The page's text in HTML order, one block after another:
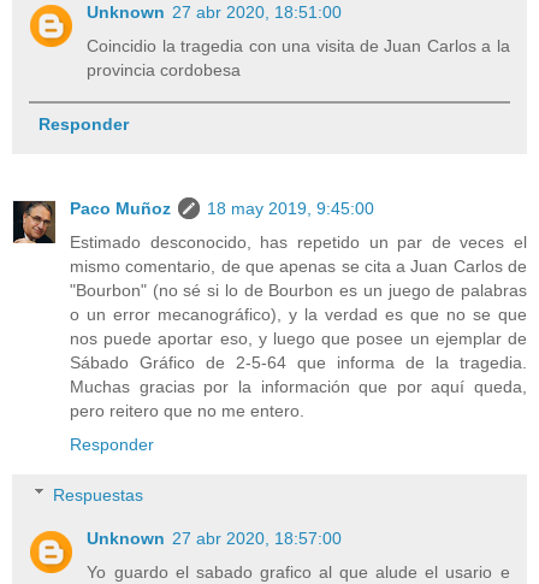
Unknown 27 abr 2020, 18:51:00
Coincidio la tragedia con una visita de Juan Carlos a la
provincia cordobesa
Responder
Paco Muñoz
18 may 2019, 9:45:00
Estimado desconocido, has repetido un par de veces el
mismo comentario, de que apenas se cita a Juan Carlos de
"Bourbon" (no sé si lo de Bourbon es un juego de palabras
o un error mecanográfico), y la verdad es que no se que
nos puede aportar eso, y luego que posee un ejemplar de
Sábado Gráfico de 2-5-64 que informa de la tragedia.
Muchas gracias por la información que por aquí queda,
pero reitero que no me entero.
Responder
Respuestas
Unknown 27 abr 2020, 18:57:00
Yo guardo el sabado grafico al que alude el usario e